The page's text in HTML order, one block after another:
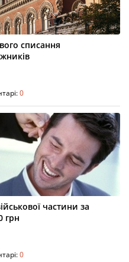
списання
0
частини за
грн
0